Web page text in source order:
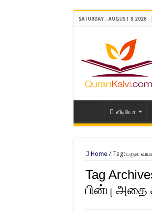
SATURDAY , AUGUST 8 2026
வீடியோ
Home / Tag: பருவ
Tag
பின்பு